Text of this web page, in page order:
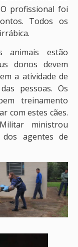
profissional foi
Todos os
animais estão
donos devem
a atividade de
pessoas. Os
treinamento
com estes cães.
ministrou
agentes de